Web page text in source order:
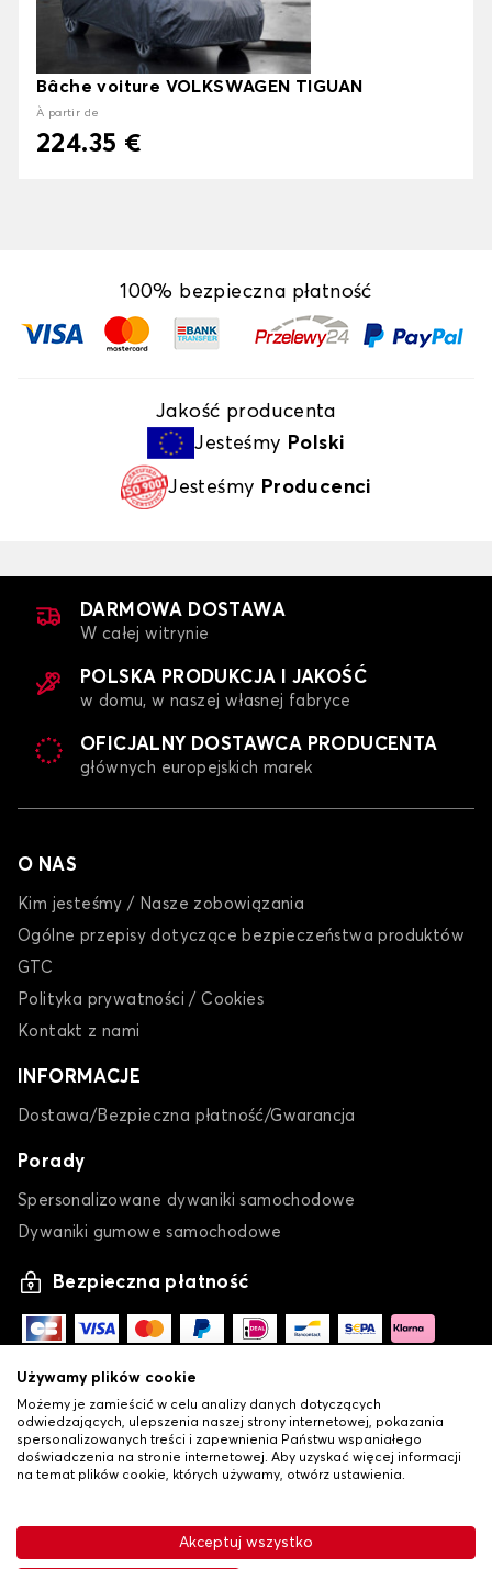
Bâche voiture VOLKSWAGEN TIGUAN
À partir de
224.35 €
100% bezpieczna płatność
Jakość producenta
Jesteśmy Polski
Jesteśmy Producenci
DARMOWA DOSTAWA
W całej witrynie
POLSKA PRODUKCJA I JAKOŚĆ
w domu, w naszej własnej fabryce
OFICJALNY DOSTAWCA PRODUCENTA
głównych europejskich marek
O NAS
Kim jesteśmy / Nasze zobowiązania
Ogólne przepisy dotyczące bezpieczeństwa produktów
GTC
Polityka prywatności / Cookies
Kontakt z nami
INFORMACJE
Dostawa/Bezpieczna płatność/Gwarancja
Porady
Spersonalizowane dywaniki samochodowe
Dywaniki gumowe samochodowe
Bezpieczna płatność
© Copyright 2026 Lovauto-Ogólne warunki sprzedaży•
Polityka prywatności i plików cookie•Livraison
Używamy plików cookie
Możemy je zamieścić w celu analizy danych dotyczących
odwiedzających, ulepszenia naszej strony internetowej, pokazania
spersonalizowanych treści i zapewnienia Państwu wspaniałego
doświadczenia na stronie internetowej. Aby uzyskać więcej informacji
na temat plików cookie, których używamy, otwórz ustawienia.
Akceptuj wszystko